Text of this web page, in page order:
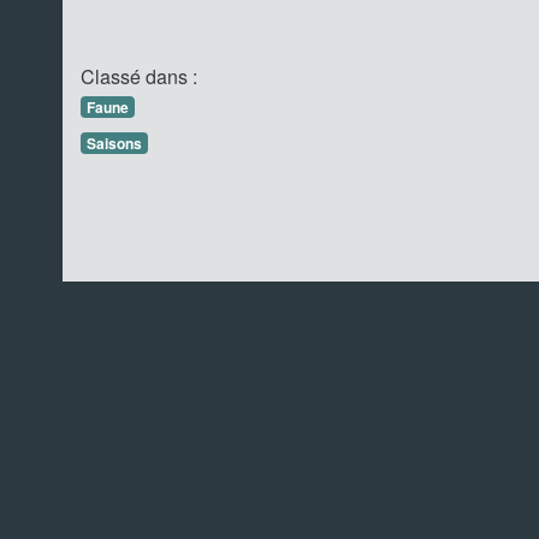
Classé dans :
Faune
Saisons